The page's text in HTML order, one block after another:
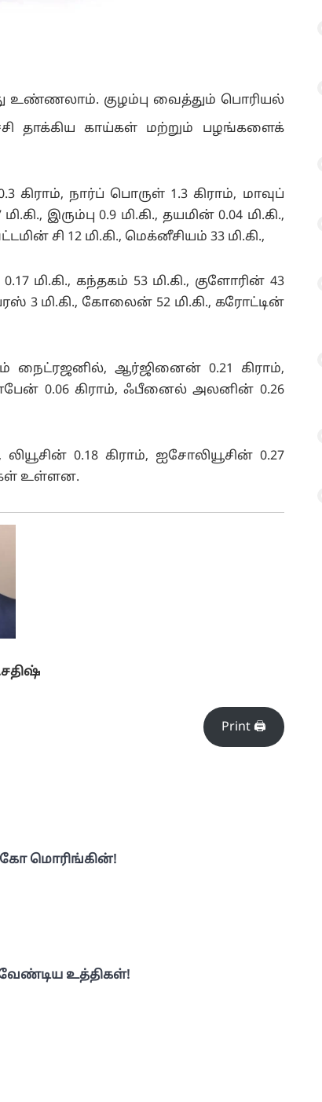
உண்ணலாம். குழம்பு வைத்தும் பொரியல்
தாக்கிய காய்கள் மற்றும் பழங்களைக்
கிராம், நார்ப் பொருள் 1.3 கிராம், மாவுப்
இரும்பு 0.9 மி.கி., தயமின் 0.04 மி.கி.,
சி 12 மி.கி., மெக்னீசியம் 33 மி.கி.,
மி.கி., கந்தகம் 53 மி.கி., குளோரின் 43
3 மி.கி., கோலைன் 52 மி.கி., கரோட்டின்
நைட்ரஜனில், ஆர்ஜினைன் 0.21 கிராம்,
0.06 கிராம், ஃபீனைல் அலனின் 0.26
0.18 கிராம், ஐசோலியூசின் 0.27
உள்ளன.
Print 🖨
மொரிங்கின்!
உத்திகள்!